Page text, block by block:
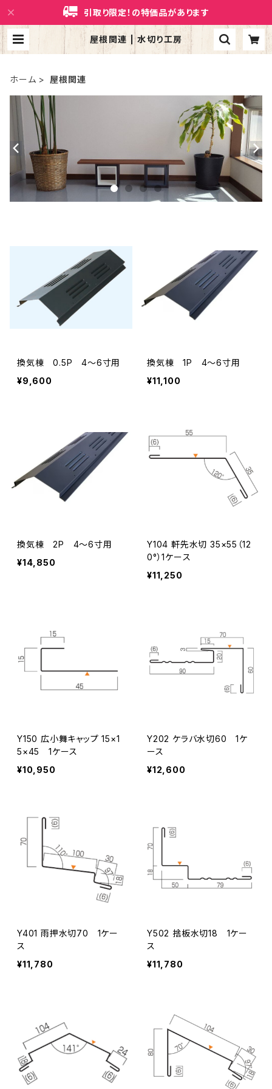
引取り限定！の特価品があります
屋根関連 | 水切り工房
ホーム 屋根関連
換気棟 0.5P 4～6寸用
¥9,600
換気棟 1P 4～6寸用
¥11,100
換気棟 2P 4～6寸用
¥14,850
Y104 軒先水切 35×55（12
0°）1ケース
¥11,250
Y150 広小舞キャップ 15×1
5×45 1ケース
¥10,950
Y202 ケラバ水切60 1ケ
ース
¥12,600
Y401 雨押水切70 1ケー
ス
¥11,780
Y502 捨板水切18 1ケー
ス
¥11,780